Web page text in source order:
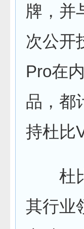
牌，并
次公开
Pro在
品，都
持杜比
杜比
其行业